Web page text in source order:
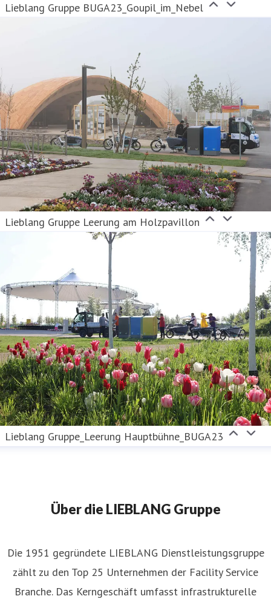
Lieblang Gruppe BUGA23_Goupil_im_Nebel
Lieblang Gruppe Leerung am Holzpavillon
Lieblang Gruppe_Leerung Hauptbühne_BUGA23
Über die LIEBLANG Gruppe
Die 1951 gegründete LIEBLANG Dienstleistungsgruppe
zählt zu den Top 25 Unternehmen der Facility Service
Branche. Das Kerngeschäft umfasst infrastrukturelle